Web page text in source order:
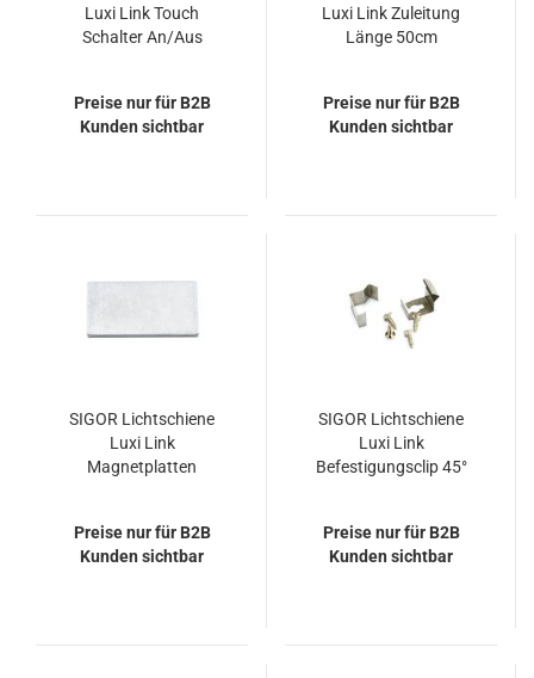
Luxi Link Touch
Schalter An/Aus
Preise nur für B2B
Kunden sichtbar
Luxi Link Zuleitung
Länge 50cm
Preise nur für B2B
Kunden sichtbar
SIGOR Lichtschiene
Luxi Link
Magnetplatten
Preise nur für B2B
Kunden sichtbar
SIGOR Lichtschiene
Luxi Link
Befestigungsclip 45°
Preise nur für B2B
Kunden sichtbar